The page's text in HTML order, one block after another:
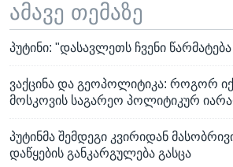
ამავე თემაზე
პუტინი: "დასავლეთს ჩვენი წარმატება
ვაქცინა და გეოპოლიტიკა: როგორ
მოსკოვის საგარეო პოლიტიკურ
პუტინმა შემდეგი კვირიდან
დაწყების განკარგულება გასცა